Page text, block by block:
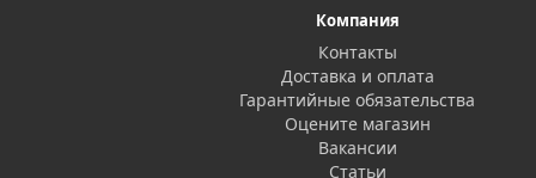
Компания
Контакты
Доставка и оплата
Гарантийные обязательства
Оцените магазин
Вакансии
Статьи